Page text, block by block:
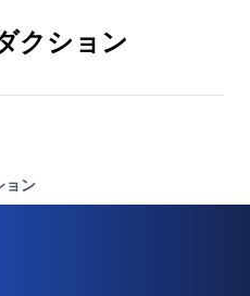
クション
ョン